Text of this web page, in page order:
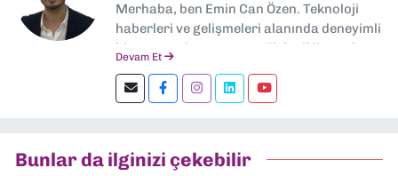
Merhaba, ben Emin Can Özen. Teknoloji
haberleri ve gelişmeleri alanında deneyimli
bir gazeteci ve yazarım. Elektrikli araçlar,
en çok ilgi duyduğum konular.
Dokuzeylul.com’da yazar olarak görev
İzmir’den teknoloji dünyasına dair
Devam Et
Bunlar da ilginizi çekebilir